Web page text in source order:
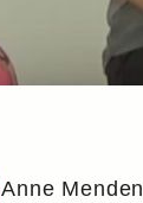
Anne Menden